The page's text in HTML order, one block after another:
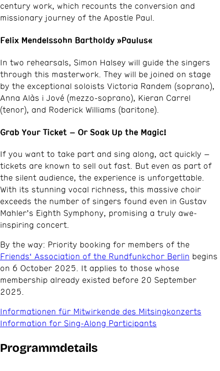
century work, which recounts the conversion and
missionary journey of the Apostle Paul.
Felix Mendelssohn Bartholdy »Paulus«
In two rehearsals, Simon Halsey will guide the singers
through this masterwork. They will be joined on stage
by the exceptional soloists Victoria Randem (soprano),
Anna Alàs i Jové (mezzo-soprano), Kieran Carrel
(tenor), and Roderick Williams (baritone).
Grab Your Ticket – Or Soak Up the Magic!
If you want to take part and sing along, act quickly –
tickets are known to sell out fast. But even as part of
the silent audience, the experience is unforgettable.
With its stunning vocal richness, this massive choir
exceeds the number of singers found even in Gustav
Mahler’s Eighth Symphony, promising a truly awe-
inspiring concert.
By the way: Priority booking for members of the
Friends‘ Association of the Rundfunkchor Berlin begins
on 6 October 2025. It applies to those whose
membership already existed before 20 September
2025.
Informationen für Mitwirkende des Mitsingkonzerts
Information for Sing-Along Participants
Programmdetails